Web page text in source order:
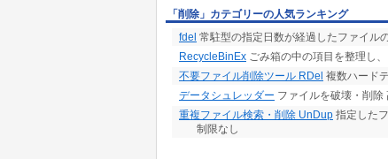
「削除」カテゴリーの人気ランキング
fdel 常駐型の指定日数が経過したファイル
RecycleBinEx ごみ箱の中の項目を整理し
不要ファイル削除ツール RDel 複数ハード
データシュレッダー ファイルを破壊・削除
重複ファイル検索・削除 UnDup 指定した
制限なし